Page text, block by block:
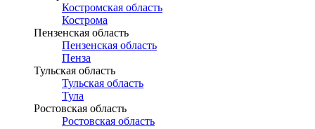
Костромская область
Кострома
Пензенская область
Пензенская область
Пенза
Тульская область
Тульская область
Тула
Ростовская область
Ростовская область